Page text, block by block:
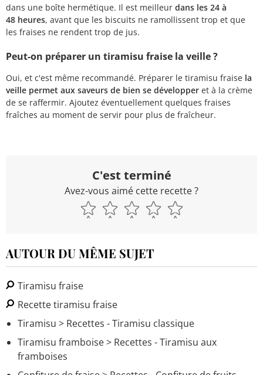
dans une boîte hermétique. Il est meilleur dans les 24 à
48 heures, avant que les biscuits ne ramollissent trop et que
les fraises ne rendent trop de jus.
Peut-on préparer un tiramisu fraise la veille ?
Oui, et c'est même recommandé. Préparer le tiramisu fraise la
veille permet aux saveurs de bien se développer et à la crème
de se raffermir. Ajoutez éventuellement quelques fraises
fraîches au moment de servir pour plus de fraîcheur.
C'est terminé
Avez-vous aimé cette recette ?
AUTOUR DU MÊME SUJET
Tiramisu fraise
Recette tiramisu fraise
Tiramisu > Recettes - Tiramisu classique
Tiramisu framboise> Recettes - Tiramisu aux
framboises